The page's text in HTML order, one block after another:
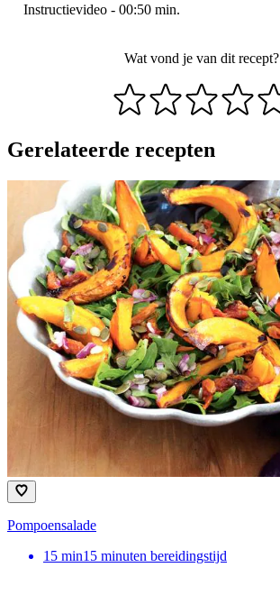
Instructievideo - 00:50 min.
Wat vond je van dit recept?
Gerelateerde recepten
Pompoensalade
15 min15 minuten bereidingstijd